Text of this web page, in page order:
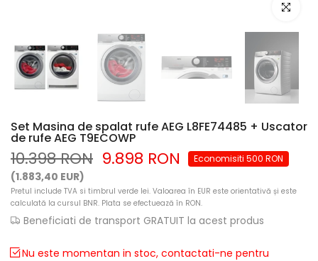
Mariti
Set Masina de spalat rufe AEG L8FE74485 + Uscator
de rufe AEG T9ECOWP
10.398 RON 9.898 RON Economisiti 500 RON
(1.883,40 EUR)
Pretul include TVA si timbrul verde lei. Valoarea în EUR este orientativă și este
calculată la cursul BNR. Plata se efectuează în RON.
Beneficiati de transport GRATUIT la acest produs
Nu este momentan in stoc, contactati-ne pentru